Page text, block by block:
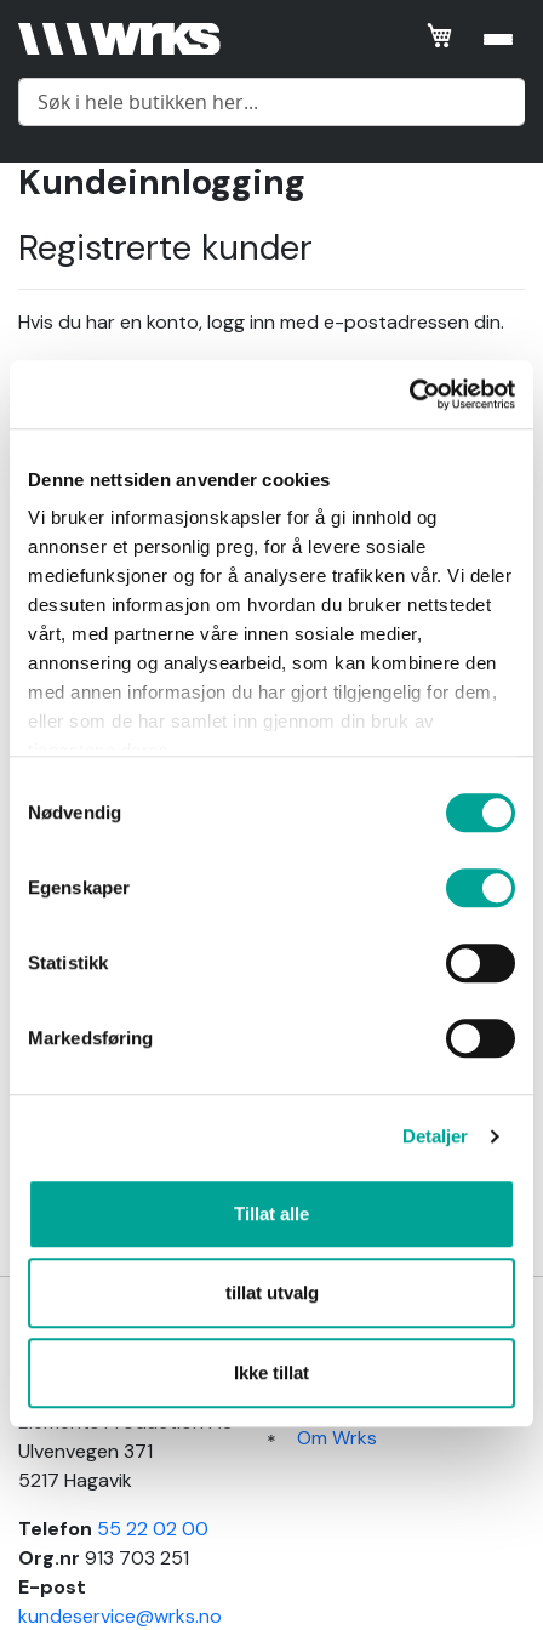
Denne nettsiden anvender cookies
Vi bruker informasjonskapsler for å gi innhold og
annonser et personlig preg, for å levere sosiale
mediefunksjoner og for å analysere trafikken vår. Vi deler
dessuten informasjon om hvordan du bruker nettstedet
vårt, med partnerne våre innen sosiale medier,
annonsering og analysearbeid, som kan kombinere den
med annen informasjon du har gjort tilgjengelig for dem,
eller som de har samlet inn gjennom din bruk av
Nødvendig
Egenskaper
Statistikk
Markedsføring
Detaljer
Tillat alle
tillat utvalg
Ikke tillat
Undertøy
Sko
Om
Wrks
inn
konto
Kundeinnlogging
Registrerte kunder
Hvis du har en konto, logg inn med e-postadressen din.
Passord
Show Password
Nye kunder
Opprettelse av konto har mange fordeler: Raskere
Wrks
arbeidsklær
Elements Production AS
Ulvenvegen 371
5217 Hagavik
Telefon 55 22 02 00
Org.nr 913 703 251
E-post
kundeservice@wrks.no
Kundeinformasjon
Salgsbetingelser
Kundeservice
Om Wrks